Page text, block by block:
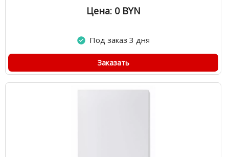
Цена: 0 BYN
Под заказ 3 дня
Заказать